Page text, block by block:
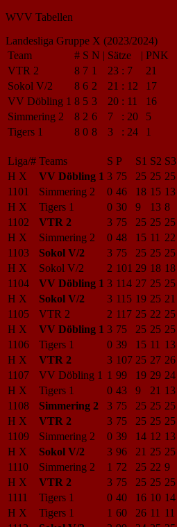
WVV Tabellen
Landesliga Gruppe X (2023/2024)
Team
# S N | Sätze | PNK
VTR 2
8 7 1 23 : 7
21
Sokol V/2
8 6 2 21 : 12
17
VV Döbling 1 8 5 3 20 : 11
16
Simmering 2
8 2 6 7 : 20
5
Tigers 1
8 0 8 3 : 24 1
Liga/# Teams S P S1 S2 S3
H X
VV Döbling 1 3 75 25 25 25
1101
Simmering 2 0 46 18 15 13
H X
Tigers 1 0 30 9 13 8
1102
VTR 2 3 75 25 25 25
H X
Simmering 2 0 48 15 11 22
1103
Sokol V/2 3 75 25 25 25
H X
Sokol V/2 2 101 29 18 18
1104
VV Döbling 1 3 114 27 25 25
H X
Sokol V/2 3 115 19 25 21
1105
VTR 2 2 117 25 22 25
H X
VV Döbling 1 3 75 25 25 25
1106
Tigers 1 0 39 15 11 13
H X
VTR 2 3 107 25 27 26
1107
VV Döbling 1 1 99 19 29 24
H X
Tigers 1 0 43 9 21 13
1108
Simmering 2 3 75 25 25 25
H X
VTR 2 3 75 25 25 25
1109
Simmering 2 0 39 14 12 13
H X
Sokol V/2 3 96 21 25 25
1110
Simmering 2 1 72 25 22 9
H X
VTR 2 3 75 25 25 25
1111
Tigers 1 0 40 16 10 14
H X
Tigers 1 1 60 26 11 11